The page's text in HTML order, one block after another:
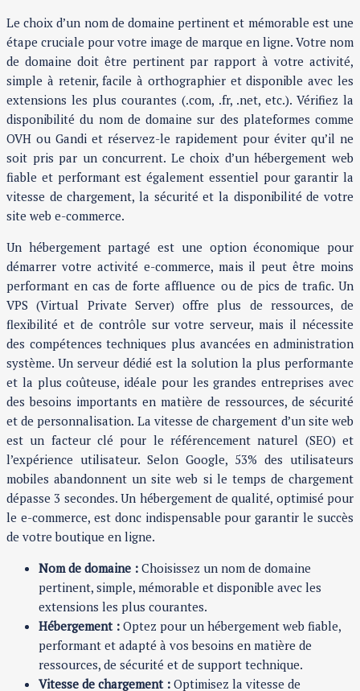
Le choix d’un nom de domaine pertinent et mémorable est une
étape cruciale pour votre image de marque en ligne. Votre nom
de domaine doit être pertinent par rapport à votre activité,
simple à retenir, facile à orthographier et disponible avec les
extensions les plus courantes (.com, .fr, .net, etc.). Vérifiez la
disponibilité du nom de domaine sur des plateformes comme
OVH ou Gandi et réservez-le rapidement pour éviter qu’il ne
soit pris par un concurrent. Le choix d’un hébergement web
fiable et performant est également essentiel pour garantir la
vitesse de chargement, la sécurité et la disponibilité de votre
site web e-commerce.
Un hébergement partagé est une option économique pour
démarrer votre activité e-commerce, mais il peut être moins
performant en cas de forte affluence ou de pics de trafic. Un
VPS (Virtual Private Server) offre plus de ressources, de
flexibilité et de contrôle sur votre serveur, mais il nécessite
des compétences techniques plus avancées en administration
système. Un serveur dédié est la solution la plus performante
et la plus coûteuse, idéale pour les grandes entreprises avec
des besoins importants en matière de ressources, de sécurité
et de personnalisation. La vitesse de chargement d’un site web
est un facteur clé pour le référencement naturel (SEO) et
l’expérience utilisateur. Selon Google, 53% des utilisateurs
mobiles abandonnent un site web si le temps de chargement
dépasse 3 secondes. Un hébergement de qualité, optimisé pour
le e-commerce, est donc indispensable pour garantir le succès
de votre boutique en ligne.
Nom de domaine : Choisissez un nom de domaine
pertinent, simple, mémorable et disponible avec les
extensions les plus courantes.
Hébergement : Optez pour un hébergement web fiable,
performant et adapté à vos besoins en matière de
ressources, de sécurité et de support technique.
Vitesse de chargement : Optimisez la vitesse de